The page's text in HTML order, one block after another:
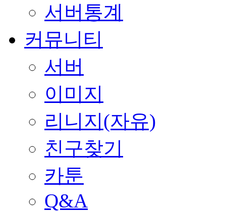
서버통계
커뮤니티
서버
이미지
리니지(자유)
친구찾기
카툰
Q&A